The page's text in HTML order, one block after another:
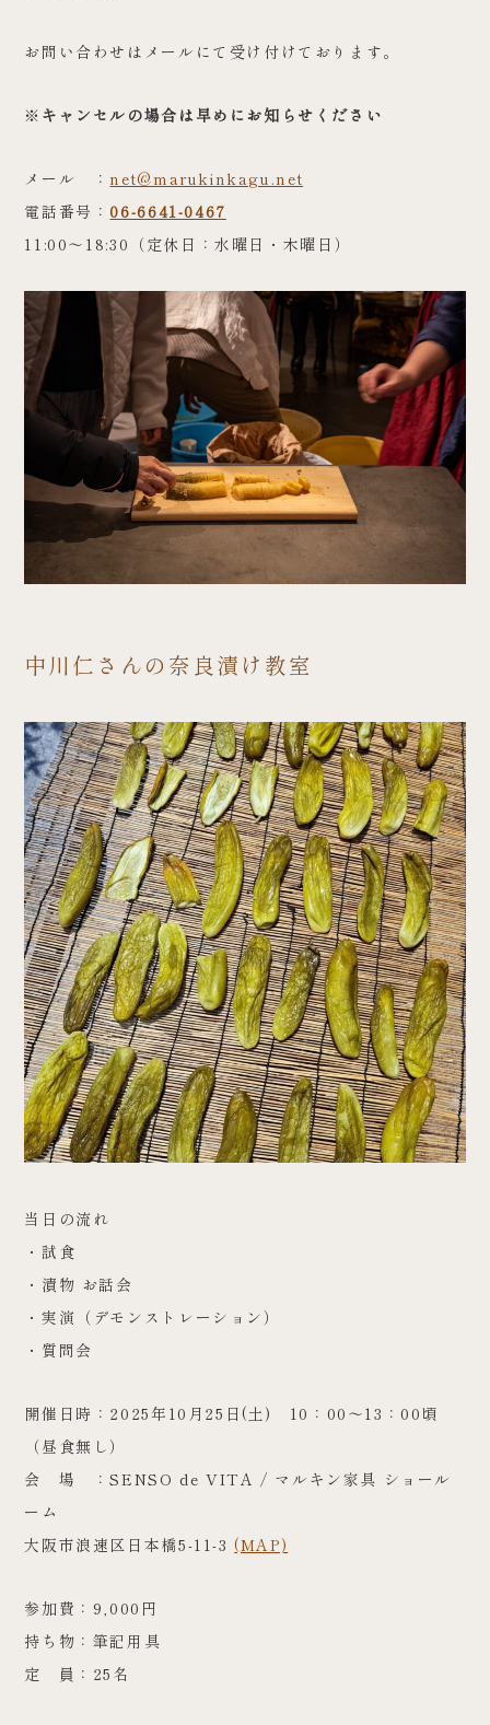
お問い合わせはメールにて受け付けております。
※ キャンセルの場合は早めにお知らせください
メール ：net@marukinkagu.net
電話番号：06-6641-0467
11:00～18:30（定休日：水曜日・木曜日）
中川仁さんの 奈良漬け 教室
当日の流れ
・試食
・漬物 お話会
・実演（デモンストレーション）
・質問会
開催日時：2025年10月25日(土) 10：00～13：00頃
（昼食無し）
会 場 ：SENSO de VITA / マルキン家具 ショール
ーム
大阪市浪速区日本橋5-11-3(MAP)
参加費：9,000円
持ち物：筆記用具
定 員：25名